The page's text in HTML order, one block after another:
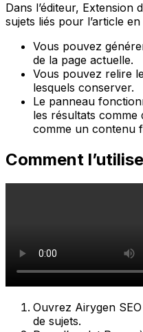
Dans l’éditeur, Extension
sujets liés pour l’article
Vous pouvez
de la page actuelle.
Vous pouvez relire
lesquels conserver.
Le panneau
les résultats comme
comme un contenu
Comment
Ouvrez Airygen
de sujets.